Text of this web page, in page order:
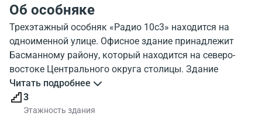
Об особняке
Трехэтажный особняк «Радио 10с3» находится на
одноименной улице. Офисное здание принадлежит
Басманному району, который находится на северо-
востоке Центрального округа столицы. Здание
выглядит грандиозно, оно содержит на себе отпечаток
времени. Прилегающая территория облагорожена и
обнесена забором.
Читать подробнее
3
Этажность здания